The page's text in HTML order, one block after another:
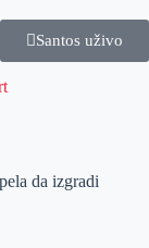
Santos uživo
da izgradi